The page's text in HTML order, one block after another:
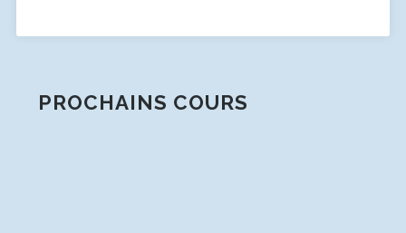
PROCHAINS COURS